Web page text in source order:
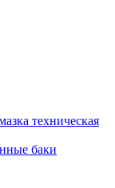
техническая
баки